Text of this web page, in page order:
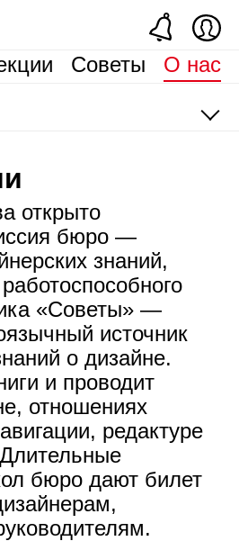
Советы О нас
открыто
бюро —
знаний,
«Советы» —
источник
о дизайне.
и проводит
отношениях
редактуре
бюро дают билет